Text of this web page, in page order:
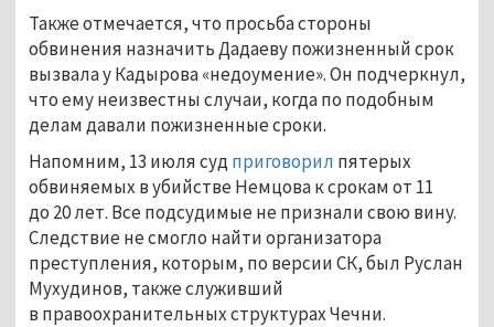
Также отмечается, что просьба стороны
обвинения назначить Дадаеву пожизненный срок
вызвала у Кадырова «недоумение». Он подчеркнул,
что ему неизвестны случаи, когда по подобным
делам давали пожизненные сроки.
Напомним, 13 июля судприговорил пятерых
обвиняемых в убийстве Немцова к срокам от 11
до 20 лет. Все подсудимые не признали свою вину.
Следствие не смогло найти организатора
преступления, которым, по версии СК, был Руслан
Мухудинов, также служивший
в правоохранительных структурах Чечни.